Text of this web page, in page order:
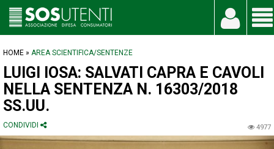
HOME » AREA SCIENTIFICA/SENTENZE
LUIGI IOSA: SALVATI CAPRA E CAVOLI
NELLA SENTENZA N. 16303/2018
SS.UU.
CONDIVIDI 4977